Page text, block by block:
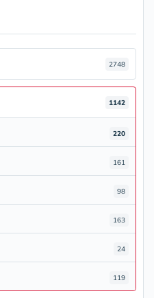
2748
1142
220
161
98
163
24
119